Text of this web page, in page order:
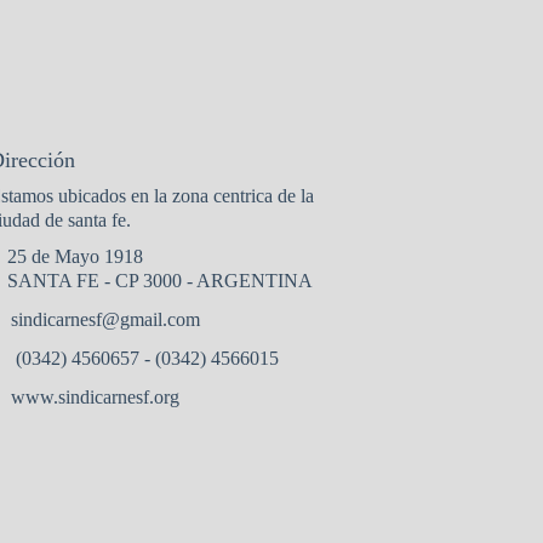
ubicados en la zona centrica de la
de santa fe.
25 de Mayo 1918
SANTA FE - CP 3000 - ARGENTINA
sindicarnesf@gmail.com
(0342) 4560657 - (0342) 4566015
www.sindicarnesf.org